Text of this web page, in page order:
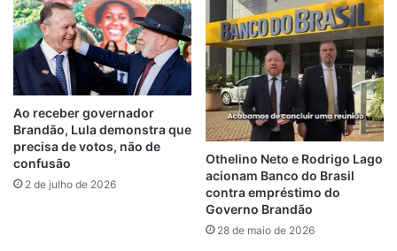
beneficiará os moradores da região.
O presidente da Agência Executiva
Metropolitana do Sudoeste Maranhense
(Agemsul), Vagtonio Brandão, acompanhou
a agenda de entregas em Lajeado Novo. “O
Centro Administrativo é uma importante
obra que poucas cidades possuem. O
governador está na Região Tocantina desde
ontem, visitando cidades para diversas
entregas, e hoje finalizando essa grande
Ao receber governador
Brandão, Lula demonstra que
precisa de votos, não de
confusão
2 de julho de 2026
Othelino Neto e Rodrigo Lago
acionam Banco do Brasil
contra empréstimo do
Governo Brandão
28 de maio de 2026